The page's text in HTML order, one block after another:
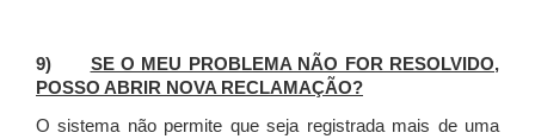
9) SE O MEU PROBLEMA NÃO FOR RESOLVIDO,
POSSO ABRIR NOVA RECLAMAÇÃO?
O sistema não permite que seja registrada mais de uma